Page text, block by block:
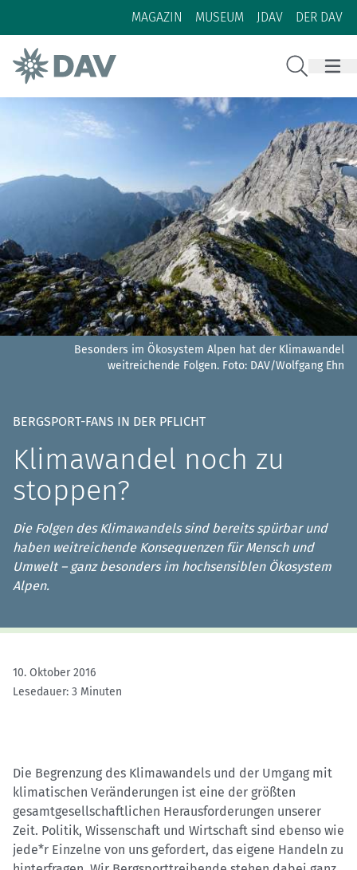
Zum Inhalt
Zur Footer-Navigation
MAGAZIN MUSEUM JDAV DER DAV
Besonders im Ökosystem Alpen hat der Klimawandel
weitreichende Folgen. Foto: DAV/Wolfgang Ehn
BERGSPORT-FANS IN DER PFLICHT
Klimawandel noch zu
stoppen?
Die Folgen des Klimawandels sind bereits spürbar und
haben weitreichende Konsequenzen für Mensch und
Umwelt – ganz besonders im hochsensiblen Ökosystem
Alpen.
10. Oktober 2016
Lesedauer: 3 Minuten
Die Begrenzung des Klimawandels und der Umgang mit
klimatischen Veränderungen ist eine der größten
gesamtgesellschaftlichen Herausforderungen unserer
Zeit. Politik, Wissenschaft und Wirtschaft sind ebenso wie
jede*r Einzelne von uns gefordert, das eigene Handeln zu